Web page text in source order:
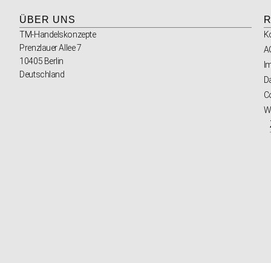
ÜBER UNS
TM-Handelskonzepte
Prenzlauer Allee 7
10405 Berlin
Deutschland